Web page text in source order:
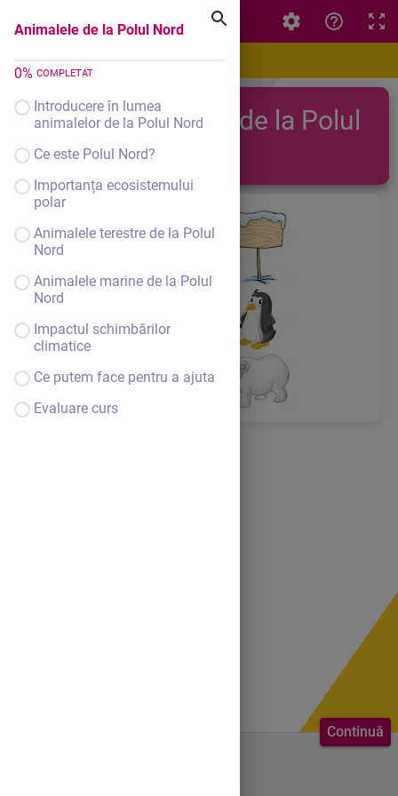
Animalele de la Polul Nord
0% COMPLETAT
Introducere în lumea
animalelor de la Polul Nord
Ce este Polul Nord?
Importanța ecosistemului
polar
Animalele terestre de la Polul
Nord
Animalele marine de la Polul
Nord
Impactul schimbărilor
climatice
Ce putem face pentru a ajuta
Evaluare curs
Continuă
Animalele de la Polul Nord
Animalele de la Polul
Nord